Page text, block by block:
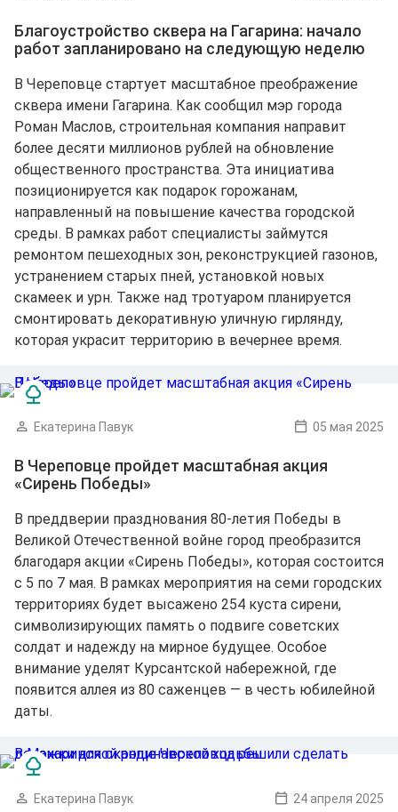
Благоустройство сквера на Гагарина: начало
работ запланировано на следующую неделю
В Череповце стартует масштабное преображение
сквера имени Гагарина. Как сообщил мэр города
Роман Маслов, строительная компания направит
более десяти миллионов рублей на обновление
общественного пространства. Эта инициатива
позиционируется как подарок горожанам,
направленный на повышение качества городской
среды. В рамках работ специалисты займутся
ремонтом пешеходных зон, реконструкцией газонов,
устранением старых пней, установкой новых
скамеек и урн. Также над тротуаром планируется
смонтировать декоративную уличную гирлянду,
которая украсит территорию в вечернее время.
Екатерина Павук 05 мая 2025
В Череповце пройдет масштабная акция
«Сирень Победы»
В преддверии празднования 80-летия Победы в
Великой Отечественной войне город преобразится
благодаря акции «Сирень Победы», которая состоится
с 5 по 7 мая. В рамках мероприятия на семи городских
территориях будет высажено 254 куста сирени,
символизирующих память о подвиге советских
солдат и надежду на мирное будущее. Особое
внимание уделят Курсантской набережной, где
появится аллея из 80 саженцев — в честь юбилейной
даты.
Екатерина Павук 24 апреля 2025